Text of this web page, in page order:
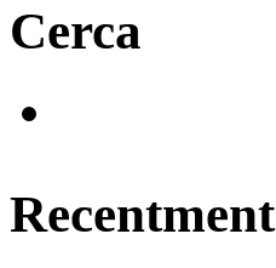
Cerca
Recentment